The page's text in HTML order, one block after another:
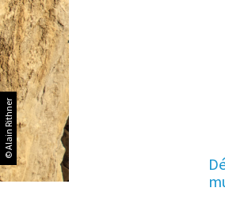
© Alain Rithner